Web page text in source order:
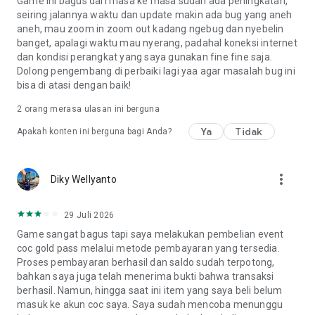
aplikasi" di pengaturan perangkat. Game ini juga
menawarkan hadiah acak.
Koneksi jaringan juga diperlukan.
Jika kamu suka bermain Clash of Clans, mungkin kamu juga
Royale, Brawl Stars, Boom Beach, dan Hay Day. Pastikan
untuk menengok game-game tersebut!
clans/id/index.html atau http://supr.cl/ClashForum atau
hubungi kami dalam game dengan membuka Setelan >
Kebijakan Privasi: http://www.supercell.net/privacy-policy/
Ketentuan Layanan: http://www.supercell.net/terms-of-
service/
Panduan untuk Orang Tua:
seiring jalannya waktu dan update makin ada bug yang aneh
aneh, mau zoom in zoom out kadang ngebug dan nyebelin
banget, apalagi waktu mau nyerang, padahal koneksi internet
dan kondisi perangkat yang saya gunakan fine fine saja.
Dolong pengembang di perbaiki lagi yaa agar masalah bug ini
bisa di atasi dengan baik!
2 orang merasa ulasan ini berguna
Apakah konten ini berguna bagi Anda? Ya Tidak
Diky Wellyanto more_vert
29 Juli 2026
Game sangat bagus tapi saya melakukan pembelian event
coc gold pass melalui metode pembayaran yang tersedia.
Proses pembayaran berhasil dan saldo sudah terpotong,
bahkan saya juga telah menerima bukti bahwa transaksi
berhasil. Namun, hingga saat ini item yang saya beli belum
masuk ke akun coc saya. Saya sudah mencoba menunggu